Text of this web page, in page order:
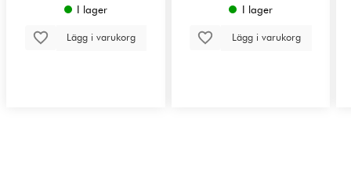
I lager
Lägg i varukorg
I lager
Lägg i varukorg